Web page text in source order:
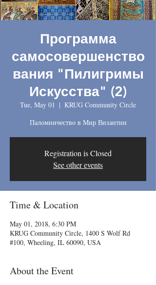
Программа
самосовершенство
вания "Пилигримы
Искусства" (2)
Tue, May 01
  |
KRUG Community Circle
Паломничествo в Мир Византии
Registration is Closed
See other events
Time & Location
May 01, 2018, 6:30 PM
KRUG Community Circle, 1400 S Wolf Rd
#100, Wheeling, IL 60090, USA
About the Event